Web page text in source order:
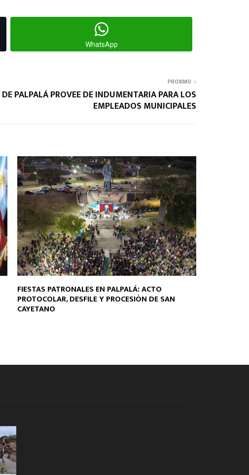
WhatsApp
PROXIMO
PALPALÁ PROVEE DE INDUMENTARIA PARA LOS
EMPLEADOS MUNICIPALES
FIESTAS PATRONALES EN PALPALÁ: ACTO
PROTOCOLAR, DESFILE Y PROCESIÓN DE SAN
CAYETANO